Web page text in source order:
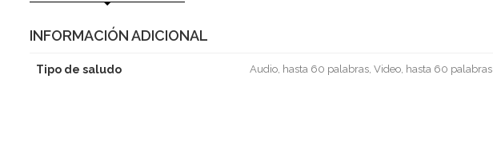
INFORMACIÓN ADICIONAL
Tipo de saludo Audio, hasta 60 palabras, Video, hasta 60 palabras